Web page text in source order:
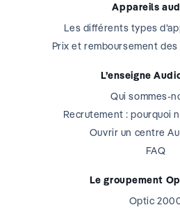
Appareils
Les différents types
Prix et remboursement
L’enseigne
Qui sommes-
Recrutement : pourquoi
Ouvrir un centre
FAQ
Le groupement
Optic